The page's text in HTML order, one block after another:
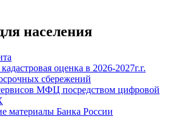
населения
оценка в 2026-2027г.г.
сбережений
МФЦ посредством цифровой
материалы Банка России